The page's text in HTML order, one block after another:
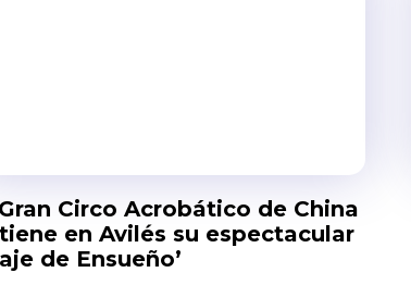
Circo Acrobático de China
en Avilés su espectacular
de Ensueño’